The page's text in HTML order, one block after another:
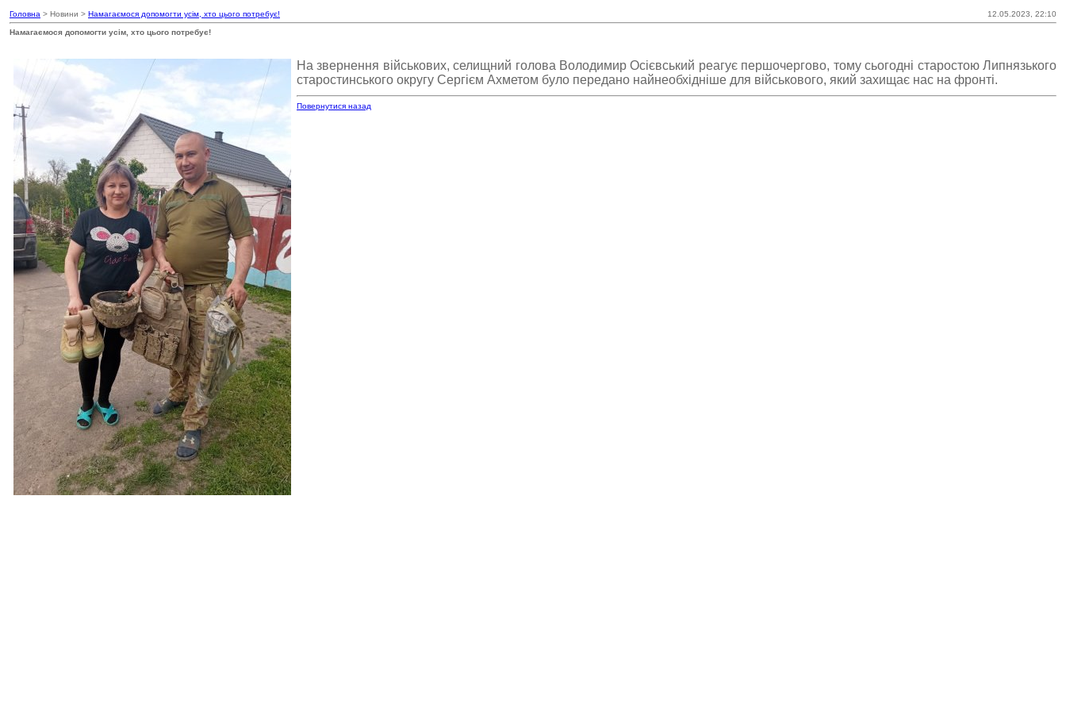
Головна > Новини > Намагаємося допомогти усім, хто цього потребує! 12.05.2023, 22:10
Намагаємося допомогти усім, хто цього потребує!
На звернення військових, селищний голова Володимир Осієвський реагує першочергово, тому сьогодні старостою Липнязького
старостинського округу Сергієм Ахметом було передано найнеобхідніше для військового, який захищає нас на фронті.
Повернутися назад